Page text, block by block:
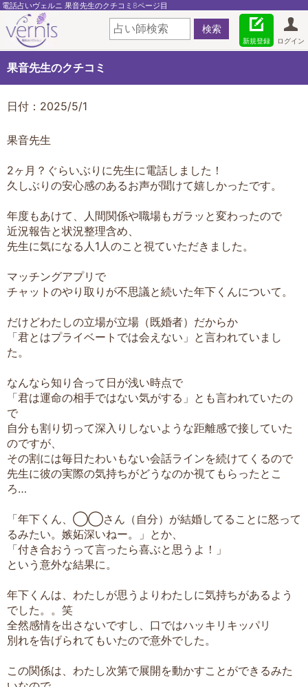
電話占いヴェルニ 果音先生のクチコミ8ページ目
ログイン
新規登録
果音先生のクチコミ
日付：2025/5/1
果音先生
2ヶ月？ぐらいぶりに先生に電話しました！
久しぶりの安心感のあるお声が聞けて嬉しかったです。
年度もあけて、人間関係や職場もガラッと変わったので
近況報告と状況整理含め、
先生に気になる人1人のこと視ていただきました。
マッチングアプリで
チャットのやり取りが不思議と続いた年下くんについて。
だけどわたしの立場が立場（既婚者）だからか
「君とはプライベートでは会えない」と言われていまし
た。
なんなら知り合って日が浅い時点で
「君は運命の相手ではない気がする」とも言われていたの
で
自分も割り切って深入りしないような距離感で接していた
のですが、
その割には毎日たわいもない会話ラインを続けてくるので
先生に彼の実際の気持ちがどうなのか視てもらったとこ
ろ…
「年下くん、◯◯さん（自分）が結婚してることに怒って
るみたい。嫉妬深いねー。」とか、
「付き合おうって言ったら喜ぶと思うよ！」
という意外な結果に。
年下くんは、わたしが思うよりわたしに気持ちがあるよう
でした。。笑
全然感情を出さないですし、口ではハッキリキッパリ
別れを告げられてもいたので意外でした。
この関係は、わたし次第で展開を動かすことができるみた